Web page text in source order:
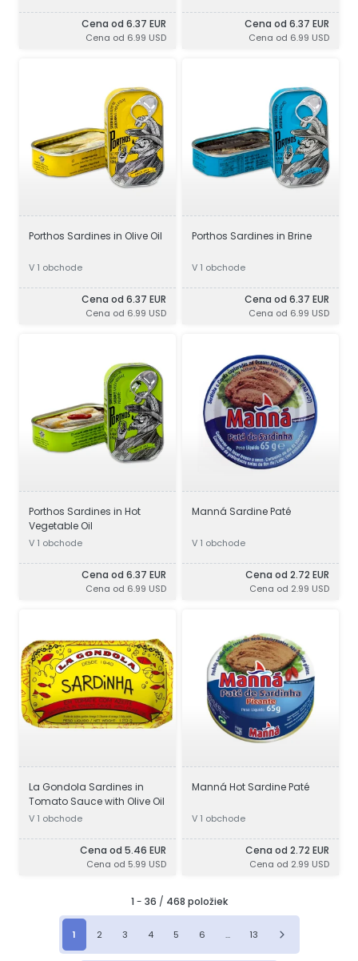
Cena od 6.37 EUR
Cena od 6.99 USD
Cena od 6.37 EUR
Cena od 6.99 USD
Porthos Sardines in Olive Oil
V 1 obchode
Cena od 6.37 EUR
Cena od 6.99 USD
Porthos Sardines in Brine
V 1 obchode
Cena od 6.37 EUR
Cena od 6.99 USD
Porthos Sardines in Hot
Vegetable Oil
V 1 obchode
Cena od 6.37 EUR
Cena od 6.99 USD
Manná Sardine Paté
V 1 obchode
Cena od 2.72 EUR
Cena od 2.99 USD
La Gondola Sardines in
Tomato Sauce with Olive Oil
V 1 obchode
Cena od 5.46 EUR
Cena od 5.99 USD
Manná Hot Sardine Paté
V 1 obchode
Cena od 2.72 EUR
Cena od 2.99 USD
1 - 36 / 468 položiek
1 2 3 4 5 6 ... 13